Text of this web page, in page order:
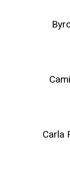
Carla